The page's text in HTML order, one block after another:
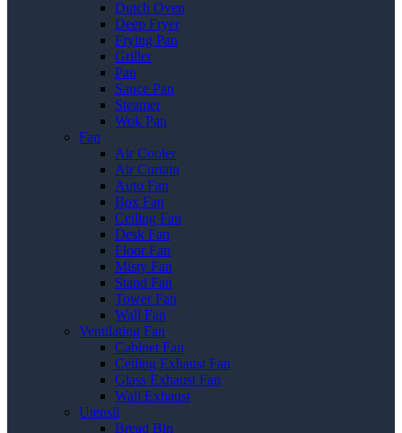
Dutch Oven
Deep Fryer
Frying Pan
Griller
Pan
Sauce Pan
Steamer
Wok Pan
Fan
Air Cooler
Air Curtain
Auto Fan
Box Fan
Ceiling Fan
Desk Fan
Floor Fan
Misty Fan
Stand Fan
Tower Fan
Wall Fan
Ventilating Fan
Cabinet Fan
Ceiling Exhaust Fan
Glass Exhaust Fan
Wall Exhaust
Utensil
Bread Bin